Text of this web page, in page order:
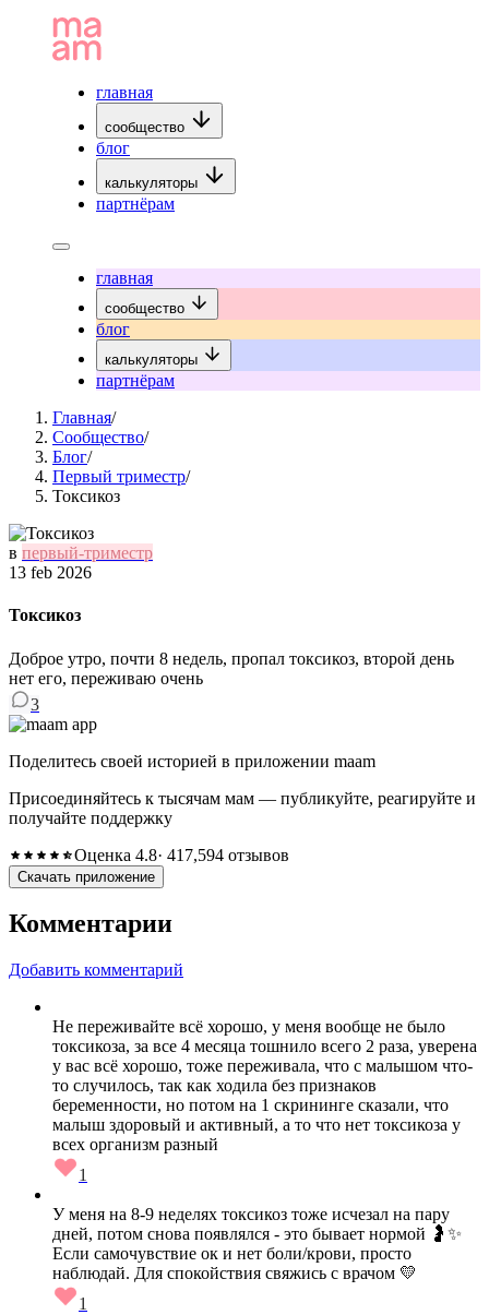
главная
сообщество
блог
калькуляторы
партнёрам
главная
сообщество
блог
калькуляторы
партнёрам
Главная/
Сообщество/
Блог/
Первый триместр/
Токсикоз
в первый-триместр
13 feb 2026
Токсикоз
Доброе утро, почти 8 недель, пропал токсикоз, второй день
нет его, переживаю очень
3
Поделитесь своей историей в приложении maam
Присоединяйтесь к тысячам мам — публикуйте, реагируйте и
получайте поддержку
Оценка 4.8· 417,594 отзывов
Скачать приложение
Комментарии
Добавить комментарий
Не переживайте всё хорошо, у меня вообще не было
токсикоза, за все 4 месяца тошнило всего 2 раза, уверена
у вас всё хорошо, тоже переживала, что с малышом что-
то случилось, так как ходила без признаков
беременности, но потом на 1 скрининге сказали, что
малыш здоровый и активный, а то что нет токсикоза у
всех организм разный
1
У меня на 8-9 неделях токсикоз тоже исчезал на пару
дней, потом снова появлялся - это бывает нормой 🤰✨
Если самочувствие ок и нет боли/крови, просто
наблюдай. Для спокойствия свяжись с врачом 💛
1